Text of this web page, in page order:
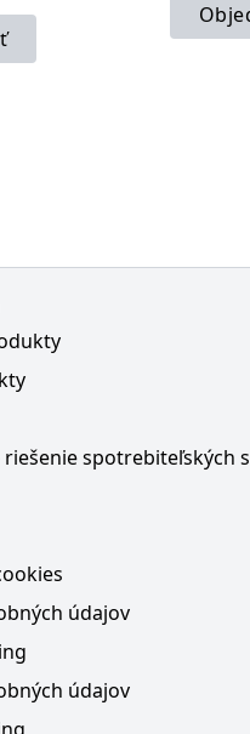
spotrebiteľských
údajov
údajov